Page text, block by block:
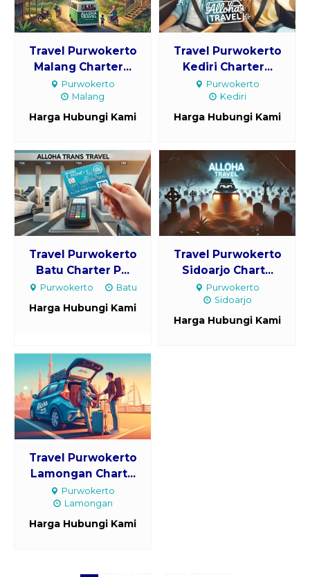
Travel Purwokerto
Malang Charter...
Purwokerto
Malang
Harga Hubungi Kami
Travel Purwokerto
Kediri Charter...
Purwokerto
Kediri
Harga Hubungi Kami
Travel Purwokerto
Batu Charter P...
Purwokerto Batu
Harga Hubungi Kami
Travel Purwokerto
Sidoarjo Chart...
Purwokerto
Sidoarjo
Harga Hubungi Kami
Travel Purwokerto
Lamongan Chart...
Purwokerto
Lamongan
Harga Hubungi Kami